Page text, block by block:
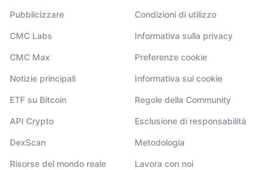
Pubblicizzare
CMC Labs
CMC Max
Notizie principali
ETF su Bitcoin
API Crypto
DexScan
Risorse del mondo reale
Condizioni di utilizzo
Informativa sulla privacy
Preferenze cookie
Informativa sui cookie
Regole della Community
Esclusione di responsabilità
Metodologia
Lavora con noi